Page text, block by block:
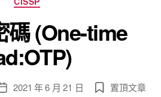
小
事
類
碼 (One-time
文 2021 年 6 月 21 日 置頂文章